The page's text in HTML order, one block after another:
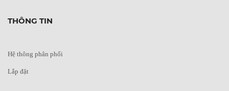
THÔNG TIN
Hệ thông phân phối
Lắp đặt